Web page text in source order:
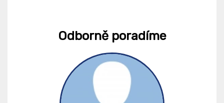
Odborně poradíme